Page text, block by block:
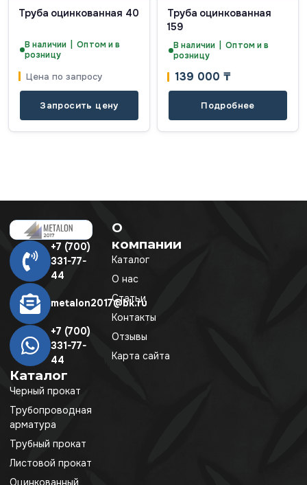
Труба оцинкованная 40
В наличии | Оптом и в
розницу
Цена по запросу
Запросить цену
Труба оцинкованная
159
В наличии | Оптом и в
розницу
139 000 ₸
Подробнее
+7 (700)
331-77-
44
metalon2017@bk.ru
+7 (700)
331-77-
44
Каталог
Черный прокат
Трубопроводная
арматура
Трубный прокат
Листовой прокат
Оцинкованный
О
компании
Каталог
О нас
Статьи
Контакты
Отзывы
Карта сайта